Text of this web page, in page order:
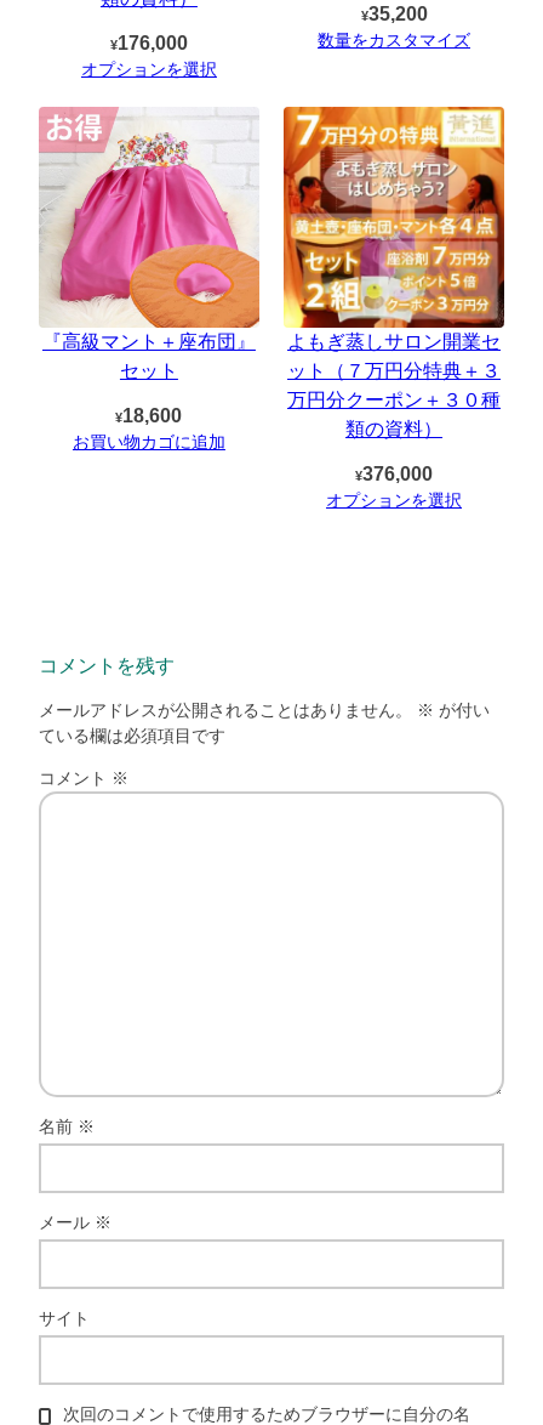
¥176,000
オプションを選択
¥35,200
数量をカスタマイズ
『高級マント＋座布団』
セット
¥18,600
お買い物カゴに追加
よもぎ蒸しサロン開業セ
ット（７万円分特典＋３
万円分クーポン＋３０種
類の資料）
¥376,000
オプションを選択
コメントを残す
メールアドレスが公開されることはありません。 ※ が付い
ている欄は必須項目です
コメント ※
名前 ※
メール ※
サイト
次回のコメントで使用するためブラウザーに自分の名